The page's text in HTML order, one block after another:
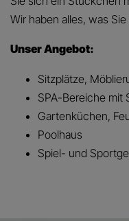
Wir haben alles, was
Unser Angebot:
Sitzplätze,
SPA-Bereiche mit
Gartenküchen,
Poolhaus
Spiel- und